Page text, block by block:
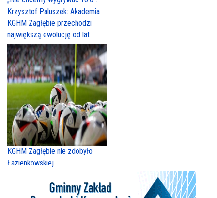
Krzysztof Paluszek: Akademia
KGHM Zagłębie przechodzi
największą ewolucję od lat
KGHM Zagłębie nie zdobyło
Łazienkowskiej...